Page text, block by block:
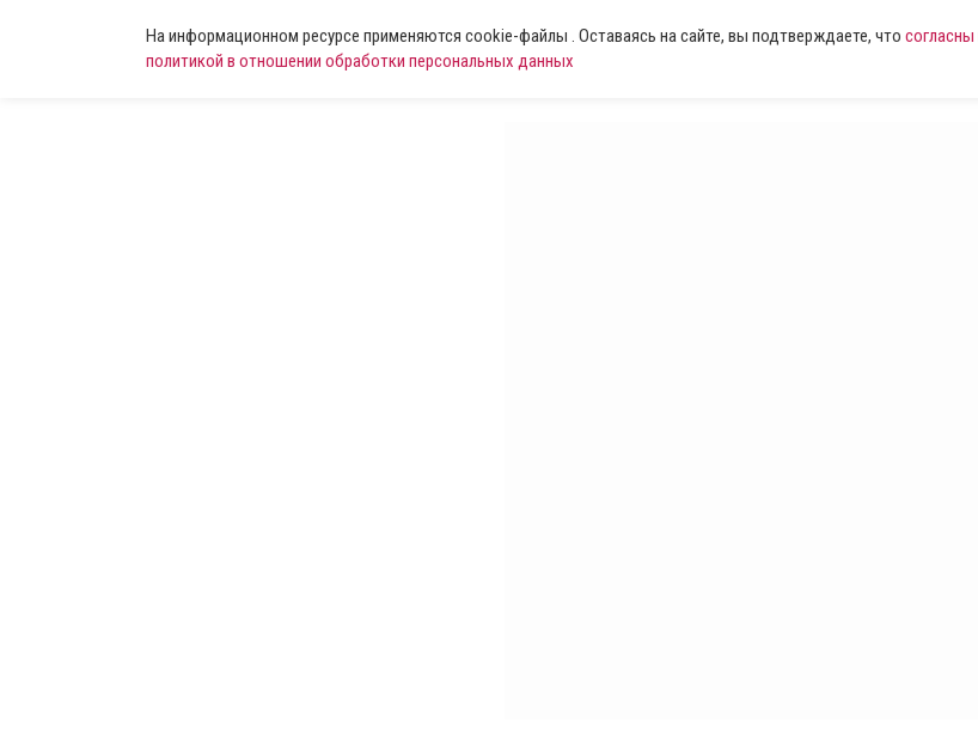
На информационном ресурсе применяются cookie-файлы . Оставаясь на сайте, вы подтверждаете, что согласны
политикой в отношении обработки персональных данных